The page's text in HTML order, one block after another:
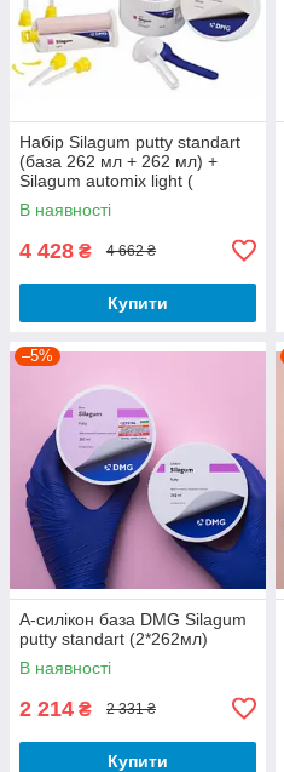
Набір Silagum putty standart
(база 262 мл + 262 мл) +
Silagum automix light (
коректор 50 мл + 50 мл)
В наявності
4 428 ₴ 4 662 ₴
Купити
–5%
А-силікон база DMG Silagum
putty standart (2*262мл)
В наявності
2 214 ₴ 2 331 ₴
Купити